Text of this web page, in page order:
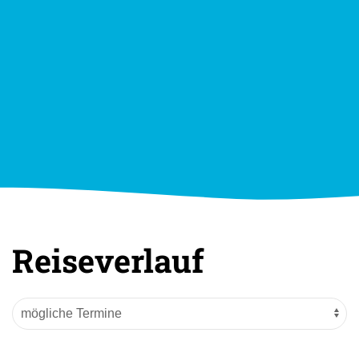
Reiseverlauf